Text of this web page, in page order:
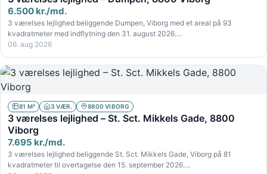
6.500 kr./md.
3 værelses lejlighed beliggende Dumpen, Viborg med et areal på 93
kvadratmeter med indflytning den 31. august 2026.…
06. aug 2026
81 M² 3 VÆR. 8800 VIBORG
3 værelses lejlighed – St. Sct. Mikkels Gade, 8800
Viborg
7.695 kr./md.
3 værelses lejlighed beliggende St. Sct. Mikkels Gade, Viborg på 81
kvadratmeter til overtagelse den 15. september 2026.…